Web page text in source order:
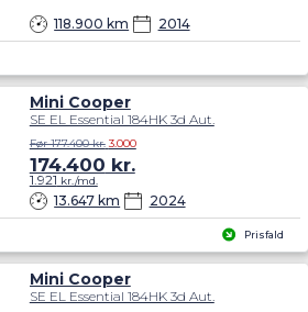
118.900 km 2014
Prisfald
Mini Cooper
SE EL Essential 184HK 3d Aut.
13.647 km 2024
Før 177.400 kr. 3.000
174.400 kr.
1.921 kr./md.
Mini Cooper
SE EL Essential 184HK 3d Aut.